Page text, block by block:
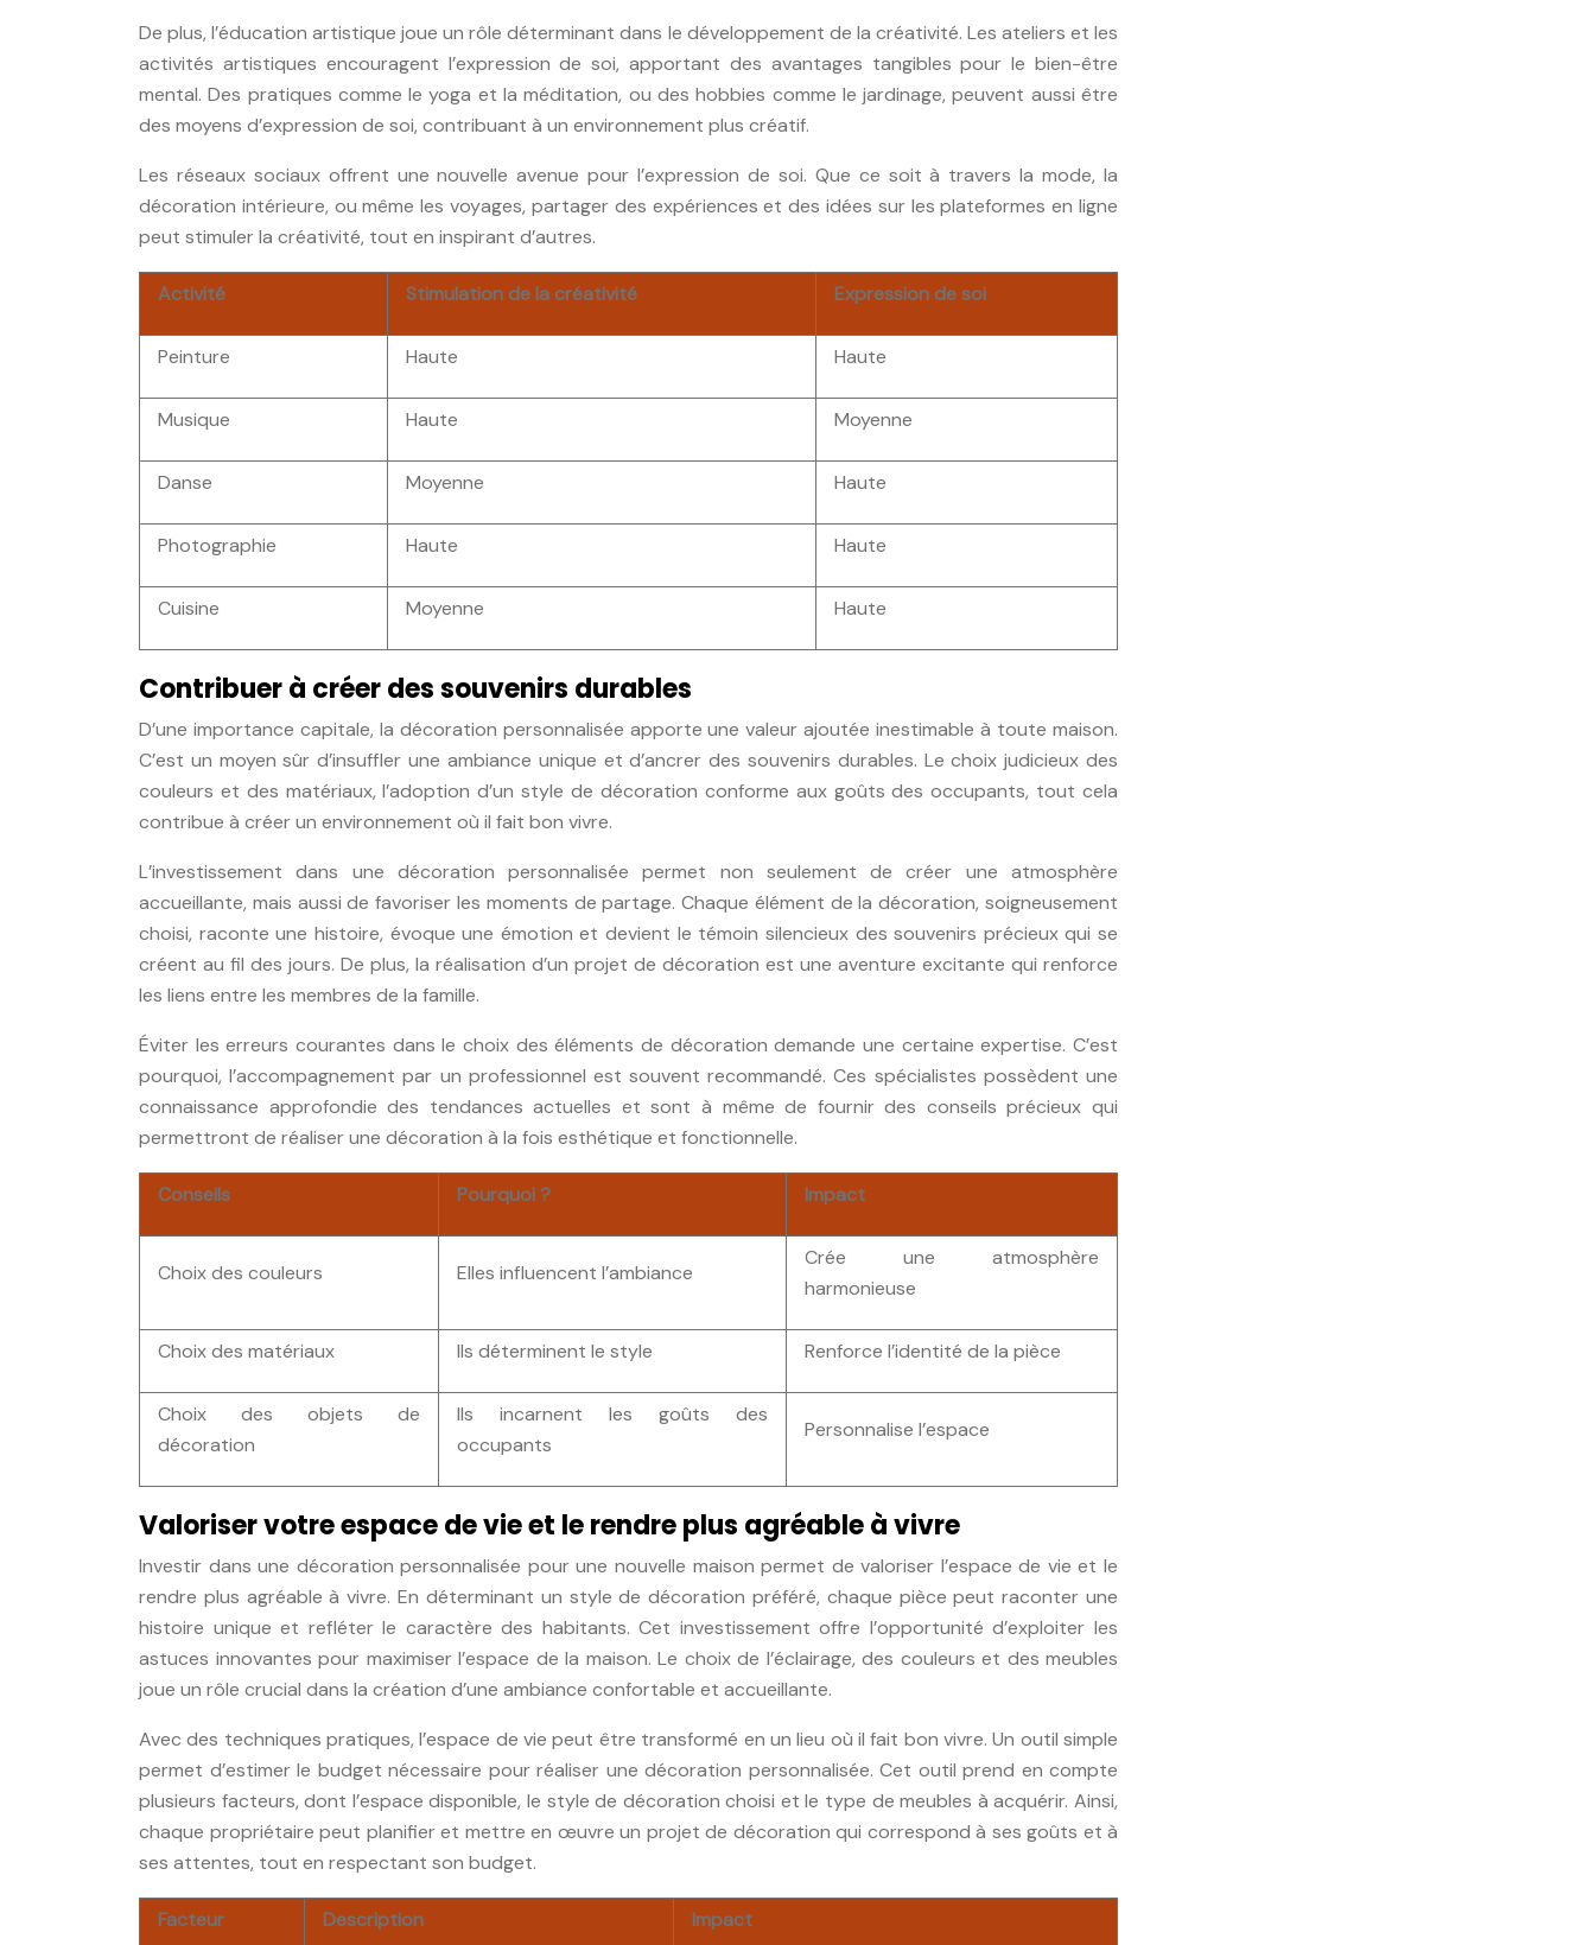
De plus, l’éducation artistique joue un rôle déterminant dans le développement de la créativité. Les ateliers et les
activités artistiques encouragent l’expression de soi, apportant des avantages tangibles pour le bien-être
mental. Des pratiques comme le yoga et la méditation, ou des hobbies comme le jardinage, peuvent aussi être
des moyens d’expression de soi, contribuant à un environnement plus créatif.
Les réseaux sociaux offrent une nouvelle avenue pour l’expression de soi. Que ce soit à travers la mode, la
décoration intérieure, ou même les voyages, partager des expériences et des idées sur les plateformes en ligne
peut stimuler la créativité, tout en inspirant d’autres.
Activité Stimulation de la créativité Expression de soi
Peinture Haute Haute
Musique Haute Moyenne
Danse Moyenne Haute
Photographie Haute Haute
Cuisine Moyenne Haute
Contribuer à créer des souvenirs durables
D’une importance capitale, la décoration personnalisée apporte une valeur ajoutée inestimable à toute maison.
C’est un moyen sûr d’insuffler une ambiance unique et d’ancrer des souvenirs durables. Le choix judicieux des
couleurs et des matériaux, l’adoption d’un style de décoration conforme aux goûts des occupants, tout cela
contribue à créer un environnement où il fait bon vivre.
L’investissement dans une décoration personnalisée permet non seulement de créer une atmosphère
accueillante, mais aussi de favoriser les moments de partage. Chaque élément de la décoration, soigneusement
choisi, raconte une histoire, évoque une émotion et devient le témoin silencieux des souvenirs précieux qui se
créent au fil des jours. De plus, la réalisation d’un projet de décoration est une aventure excitante qui renforce
les liens entre les membres de la famille.
Éviter les erreurs courantes dans le choix des éléments de décoration demande une certaine expertise. C’est
pourquoi, l’accompagnement par un professionnel est souvent recommandé. Ces spécialistes possèdent une
connaissance approfondie des tendances actuelles et sont à même de fournir des conseils précieux qui
permettront de réaliser une décoration à la fois esthétique et fonctionnelle.
Conseils Pourquoi ? Impact
Choix des couleurs Elles influencent l’ambiance
Crée une atmosphère
harmonieuse
Choix des matériaux Ils déterminent le style Renforce l’identité de la pièce
Choix des objets de
décoration
Ils incarnent les goûts des
occupants
Personnalise l’espace
Valoriser votre espace de vie et le rendre plus agréable à vivre
Investir dans une décoration personnalisée pour une nouvelle maison permet de valoriser l’espace de vie et le
rendre plus agréable à vivre. En déterminant un style de décoration préféré, chaque pièce peut raconter une
histoire unique et refléter le caractère des habitants. Cet investissement offre l’opportunité d’exploiter les
astuces innovantes pour maximiser l’espace de la maison. Le choix de l’éclairage, des couleurs et des meubles
joue un rôle crucial dans la création d’une ambiance confortable et accueillante.
Avec des techniques pratiques, l’espace de vie peut être transformé en un lieu où il fait bon vivre. Un outil simple
permet d’estimer le budget nécessaire pour réaliser une décoration personnalisée. Cet outil prend en compte
plusieurs facteurs, dont l’espace disponible, le style de décoration choisi et le type de meubles à acquérir. Ainsi,
chaque propriétaire peut planifier et mettre en œuvre un projet de décoration qui correspond à ses goûts et à
ses attentes, tout en respectant son budget.
Facteur Description Impact